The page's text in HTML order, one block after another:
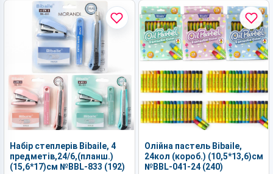
Набір степлерів Bibaile, 4
предметів,24/6,(планш.)
(15,6*17)см №BBL-833 (192)
Олійна пастель Bibaile,
24кол (короб.) (10,5*13,6)см
№BBL-041-24 (240)